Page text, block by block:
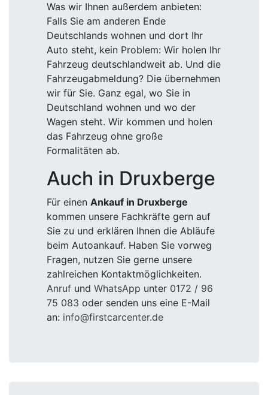
Was wir Ihnen außerdem anbieten:
Falls Sie am anderen Ende
Deutschlands wohnen und dort Ihr
Auto steht, kein Problem: Wir holen Ihr
Fahrzeug deutschlandweit ab. Und die
Fahrzeugabmeldung? Die übernehmen
wir für Sie. Ganz egal, wo Sie in
Deutschland wohnen und wo der
Wagen steht. Wir kommen und holen
das Fahrzeug ohne große
Formalitäten ab.
Auch in Druxberge
Für einen Ankauf in Druxberge
kommen unsere Fachkräfte gern auf
Sie zu und erklären Ihnen die Abläufe
beim Autoankauf. Haben Sie vorweg
Fragen, nutzen Sie gerne unsere
zahlreichen Kontaktmöglichkeiten.
Anruf und WhatsApp unter 0172 / 96
75 083 oder senden uns eine E-Mail
an: info@firstcarcenter.de